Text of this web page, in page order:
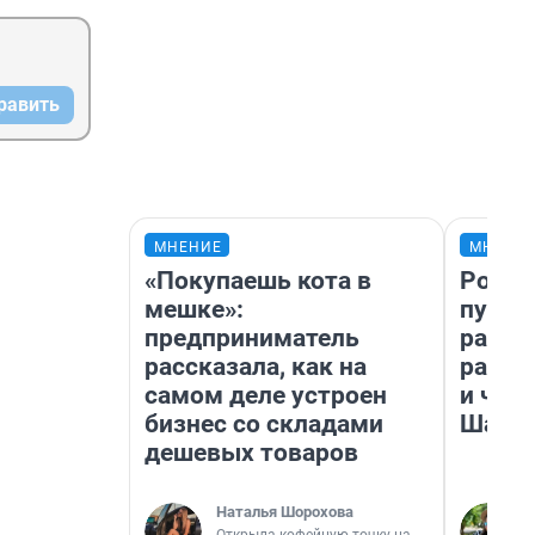
МНЕНИЕ
«Покупаешь кота в
мешке»:
предприниматель
рассказала, как на
самом деле устроен
бизнес со складами
дешевых товаров
Наталья Шорохова
и чем